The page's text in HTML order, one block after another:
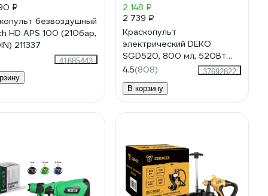
₽
безвоздушный
HD APS 100 (210бар,
211337
41685443
2 148 ₽
2 739 ₽
Краскопульт
электрический DEKO
SGD520, 800 мл, 520Вт
085-1334
4.5(808)
37692822
В корзину